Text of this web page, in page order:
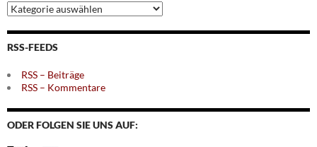
Archiv
nach
Themen
RSS-FEEDS
RSS – Beiträge
RSS – Kommentare
ODER FOLGEN SIE UNS AUF: